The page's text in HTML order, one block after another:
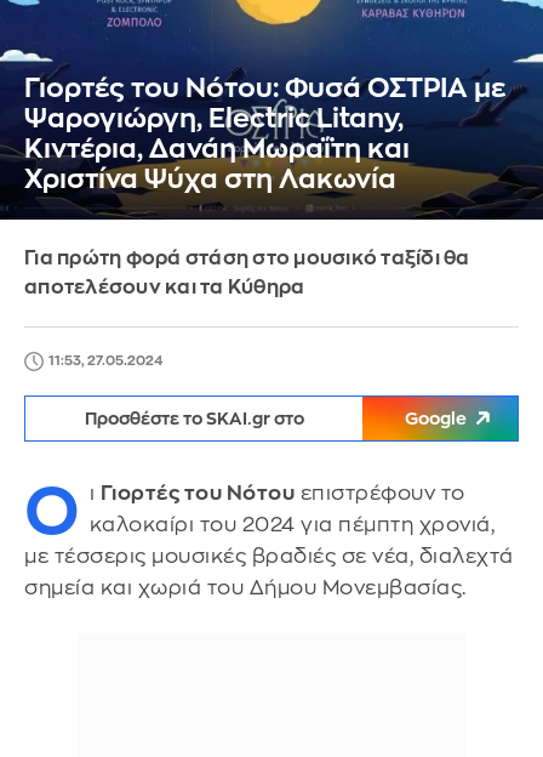
Γιορτές του Νότου: Φυσά ΟΣΤΡΙΑ με
Ψαρογιώργη, Electric Litany,
Κιντέρια, Δανάη Μωραΐτη και
Χριστίνα Ψύχα στη Λακωνία
Για πρώτη φορά στάση στο μουσικό ταξίδι θα
αποτελέσουν και τα Κύθηρα
11:53, 27.05.2024
Προσθέστε το SKAI.gr στο Google
Ο ι Γιορτές του Νότου επιστρέφουν το
καλοκαίρι του 2024 για πέμπτη χρονιά,
με τέσσερις μουσικές βραδιές σε νέα, διαλεχτά
σημεία και χωριά του Δήμου Μονεμβασίας.